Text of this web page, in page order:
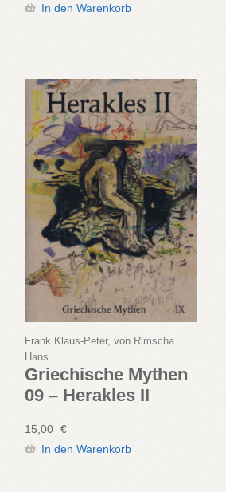
In den Warenkorb
Frank Klaus-Peter, von Rimscha
Hans
Griechische Mythen
09 – Herakles II
15,00 €
In den Warenkorb